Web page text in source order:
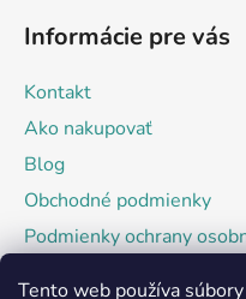
Tento web používa
Informácie pre vás
Kontakt
Ako nakupovať
Blog
Obchodné podmienky
Podmienky ochrany